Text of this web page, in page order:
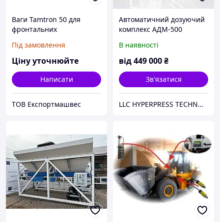
Ваги Tamtron 50 для
фронтальних
Під замовлення
Ціну уточнюйте
Написати
ТОВ Експортмашвес
Автоматичний дозуючий
комплекс АДМ-500
В наявності
від449 000₴
Зв'язатися
LLC HYPERPRESS TECHNOLOGIES